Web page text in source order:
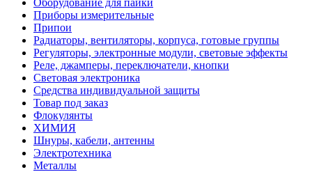
Оборудование для пайки
Приборы измерительные
Припои
Радиаторы, вентиляторы, корпуса, готовые группы
Регуляторы, электронные модули, световые эффекты
Реле, джамперы, переключатели, кнопки
Световая электроника
Средства индивидуальной защиты
Товар под заказ
Флокулянты
ХИМИЯ
Шнуры, кабели, антенны
Электротехника
Металлы